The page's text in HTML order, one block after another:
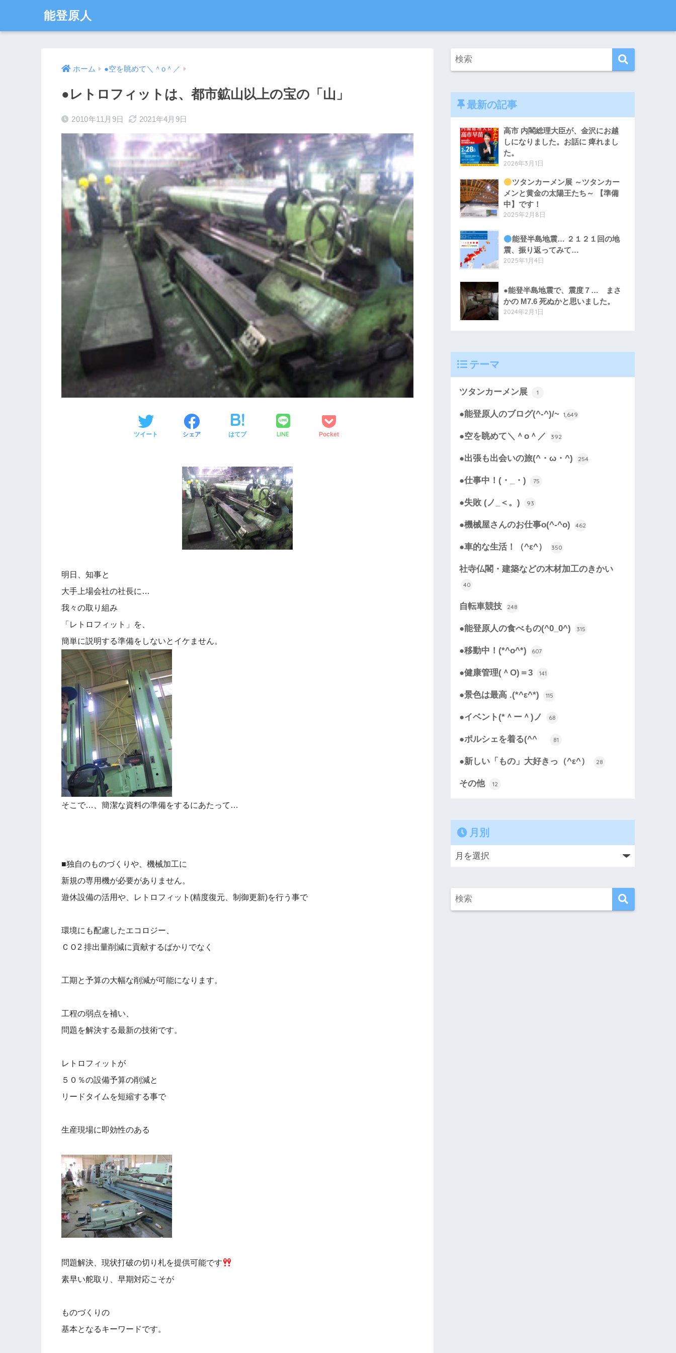
能登原人
ホーム ●空を眺めて＼＾o＾／
●レトロフィットは、都市鉱山以上の宝の「山」
2010年11月9日 2021年4月9日
ツイート シェア はてブ LINE Pocket
明日、知事と
大手上場会社の社長に…
我々の取り組み
「レトロフィット」を、
簡単に説明する準備をしないとイケません。
そこで…、簡潔な資料の準備をするにあたって…
■独自のものづくりや、機械加工に
新規の専用機が必要がありません。
遊休設備の活用や、レトロフィット(精度復元、制御更新)を行う事で
環境にも配慮したエコロジー、
ＣＯ2 排出量削減に貢献するばかりでなく
工期と予算の大幅な削減が可能になります。
工程の弱点を補い、
問題を解決する最新の技術です。
レトロフィットが
５０％の設備予算の削減と
リードタイムを短縮する事で
生産現場に即効性のある
問題解決、現状打破の切り札を提供可能です
素早い舵取り、早期対応こそが
ものづくりの
基本となるキーワードです。
最新の記事
高市 内閣総理大臣が、金沢にお越
しになりました。お話に 痺れまし
た。
2026年3月1日
ツタンカーメン展 ～ツタンカー
メンと黄金の太陽王たち～ 【準備
中】です！
2025年2月8日
能登半島地震… ２１２１回の地
震、振り返ってみて…
2025年1月4日
●能登半島地震で、震度７… まさ
かの M7.6 死ぬかと思いました。
2024年2月1日
テーマ
ツタンカーメン展 1
●能登原人のブログ(^-^)/~ 1,649
●空を眺めて＼＾o＾／ 392
●出張も出会いの旅(^・ω・^) 254
●仕事中！(・_・) 75
●失敗 (ノ_＜。) 93
●機械屋さんのお仕事o(^-^o) 462
●車的な生活！（^ε^） 350
社寺仏閣・建築などの木材加工のきかい
40
自転車競技 248
●能登原人の食べもの(^0_0^) 315
●移動中！(*^o^*) 607
●健康管理(＾O)＝3 141
●景色は最高 .(*^ε^*) 115
●イベント(*＾ー＾)ノ 68
●ポルシェを着る(^^ゞ 81
●新しい「もの」大好きっ（^ε^） 28
その他 12
月別